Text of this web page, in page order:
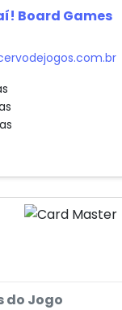
do Jogo
Board Games